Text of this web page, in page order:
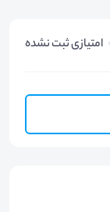
امتیازی ثبت نشده